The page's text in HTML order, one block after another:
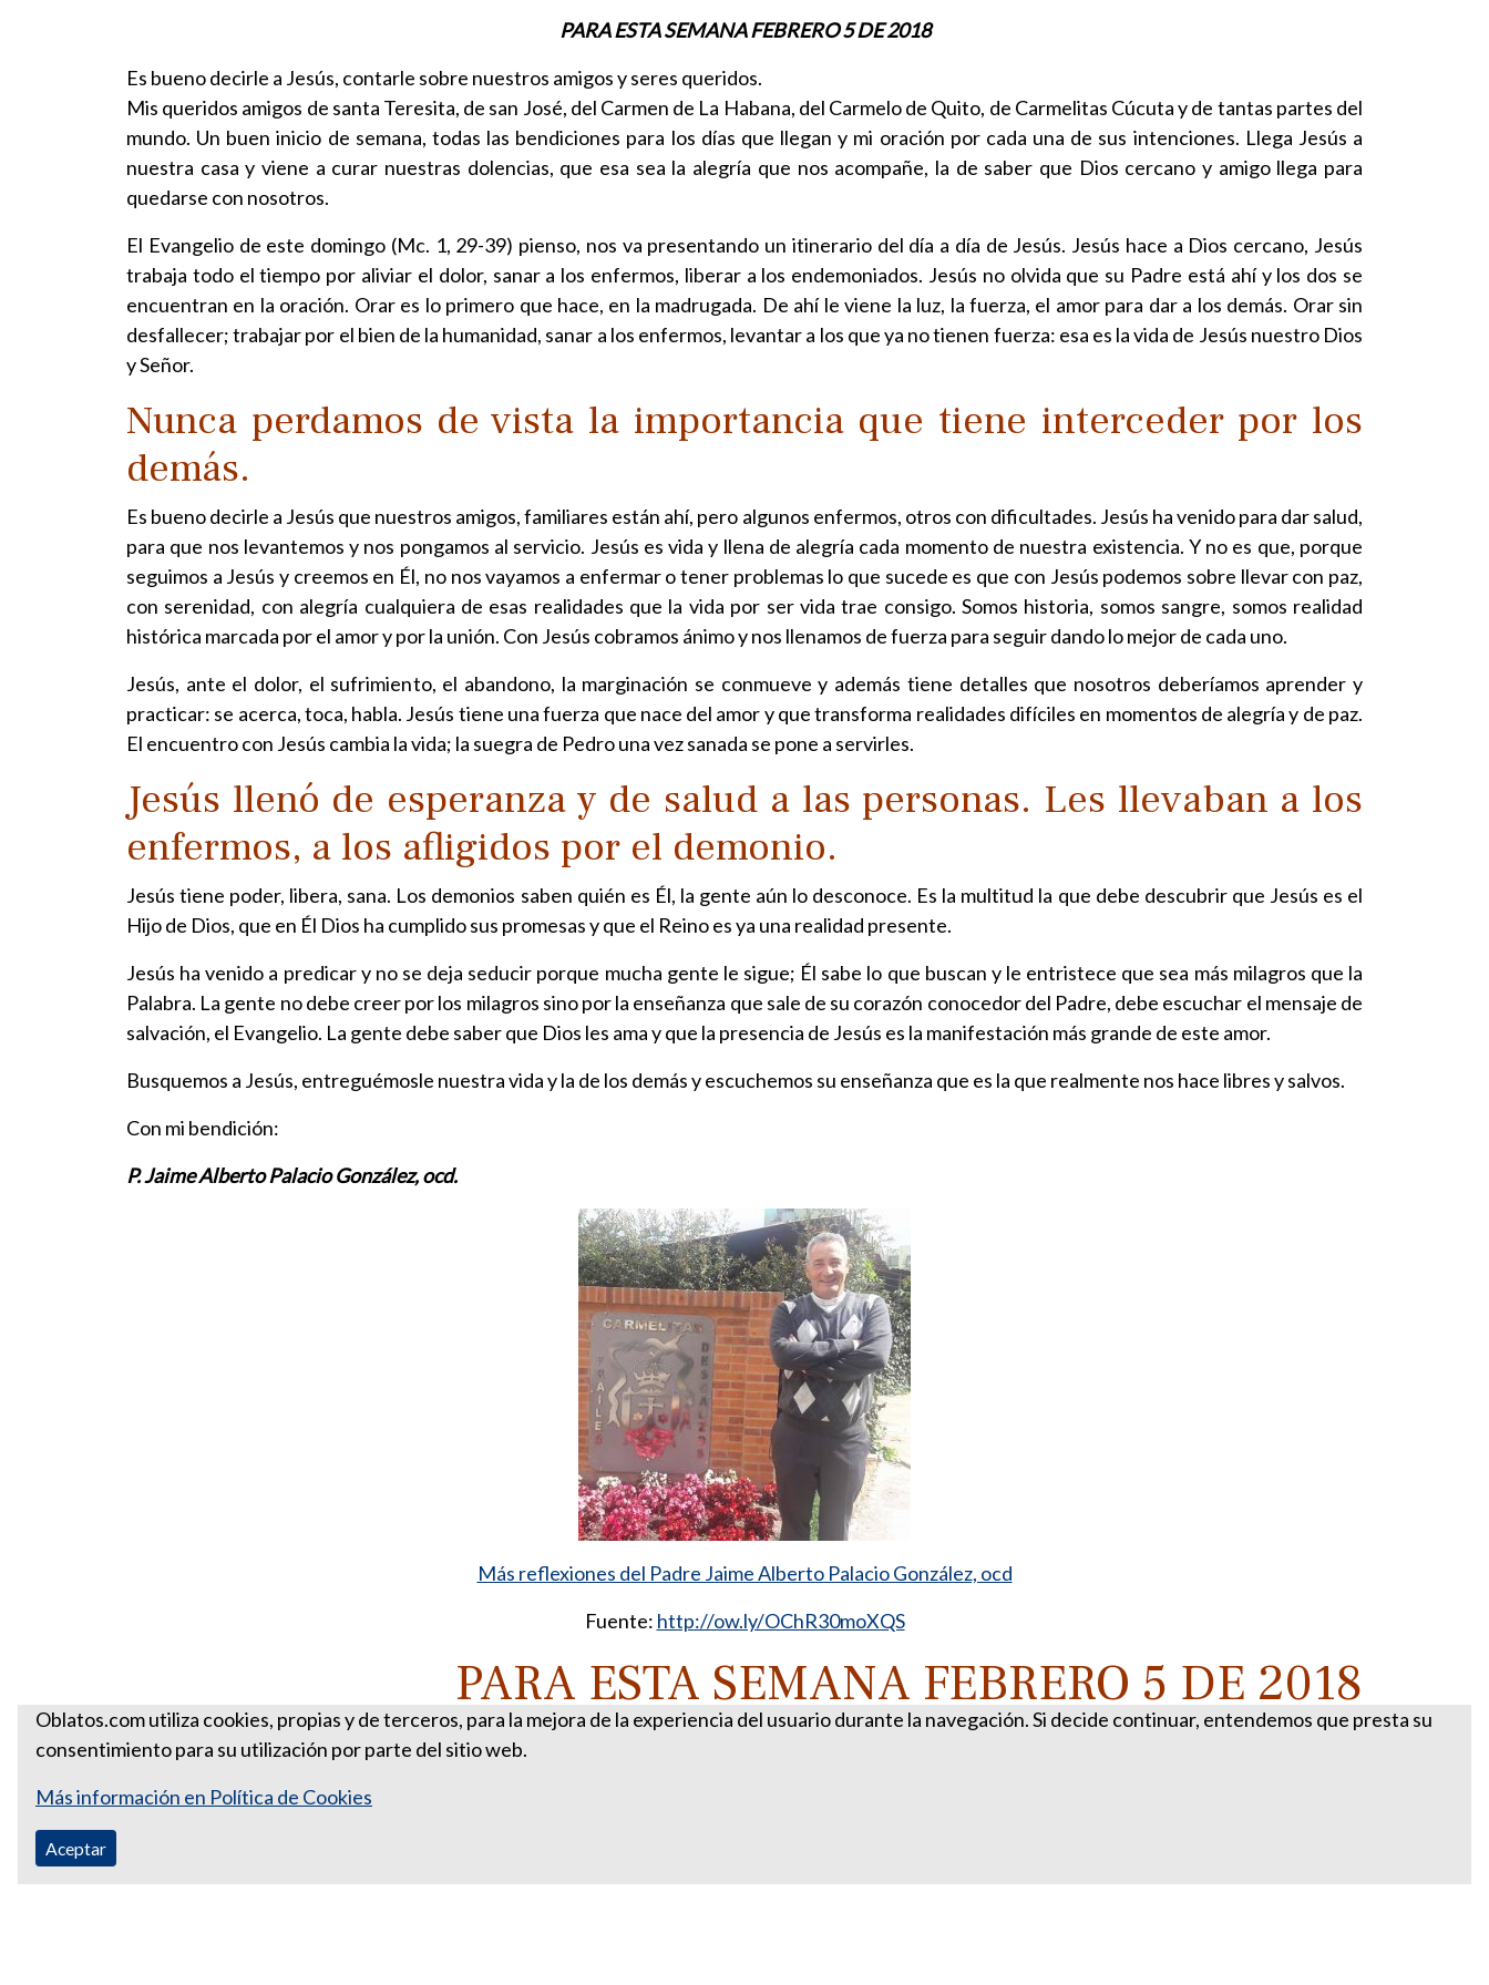
PARA ESTA SEMANA FEBRERO 5 DE 2018
Es bueno decirle a Jesús, contarle sobre nuestros amigos y seres queridos.
Mis queridos amigos de santa Teresita, de san José, del Carmen de La Habana, del Carmelo de Quito, de Carmelitas Cúcuta y de tantas partes del
mundo. Un buen inicio de semana, todas las bendiciones para los días que llegan y mi oración por cada una de sus intenciones. Llega Jesús a
nuestra casa y viene a curar nuestras dolencias, que esa sea la alegría que nos acompañe, la de saber que Dios cercano y amigo llega para
quedarse con nosotros.
El Evangelio de este domingo (Mc. 1, 29-39) pienso, nos va presentando un itinerario del día a día de Jesús. Jesús hace a Dios cercano, Jesús
trabaja todo el tiempo por aliviar el dolor, sanar a los enfermos, liberar a los endemoniados. Jesús no olvida que su Padre está ahí y los dos se
encuentran en la oración. Orar es lo primero que hace, en la madrugada. De ahí le viene la luz, la fuerza, el amor para dar a los demás. Orar sin
desfallecer; trabajar por el bien de la humanidad, sanar a los enfermos, levantar a los que ya no tienen fuerza: esa es la vida de Jesús nuestro Dios
y Señor.
Nunca perdamos de vista la importancia que tiene interceder por los
demás.
Es bueno decirle a Jesús que nuestros amigos, familiares están ahí, pero algunos enfermos, otros con dificultades. Jesús ha venido para dar salud,
para que nos levantemos y nos pongamos al servicio. Jesús es vida y llena de alegría cada momento de nuestra existencia. Y no es que, porque
seguimos a Jesús y creemos en Él, no nos vayamos a enfermar o tener problemas lo que sucede es que con Jesús podemos sobre llevar con paz,
con serenidad, con alegría cualquiera de esas realidades que la vida por ser vida trae consigo. Somos historia, somos sangre, somos realidad
histórica marcada por el amor y por la unión. Con Jesús cobramos ánimo y nos llenamos de fuerza para seguir dando lo mejor de cada uno.
Jesús, ante el dolor, el sufrimiento, el abandono, la marginación se conmueve y además tiene detalles que nosotros deberíamos aprender y
practicar: se acerca, toca, habla. Jesús tiene una fuerza que nace del amor y que transforma realidades difíciles en momentos de alegría y de paz.
El encuentro con Jesús cambia la vida; la suegra de Pedro una vez sanada se pone a servirles.
Jesús llenó de esperanza y de salud a las personas. Les llevaban a los
enfermos, a los afligidos por el demonio.
Jesús tiene poder, libera, sana. Los demonios saben quién es Él, la gente aún lo desconoce. Es la multitud la que debe descubrir que Jesús es el
Hijo de Dios, que en Él Dios ha cumplido sus promesas y que el Reino es ya una realidad presente.
Jesús ha venido a predicar y no se deja seducir porque mucha gente le sigue; Él sabe lo que buscan y le entristece que sea más milagros que la
Palabra. La gente no debe creer por los milagros sino por la enseñanza que sale de su corazón conocedor del Padre, debe escuchar el mensaje de
salvación, el Evangelio. La gente debe saber que Dios les ama y que la presencia de Jesús es la manifestación más grande de este amor.
Busquemos a Jesús, entreguémosle nuestra vida y la de los demás y escuchemos su enseñanza que es la que realmente nos hace libres y salvos.
Con mi bendición:
P. Jaime Alberto Palacio González, ocd.
Más reflexiones del Padre Jaime Alberto Palacio González, ocd
Fuente: http://ow.ly/OChR30moXQS
PARA ESTA SEMANA FEBRERO 5 DE 2018
Oblatos.com utiliza cookies, propias y de terceros, para la mejora de la experiencia del usuario durante la navegación. Si decide continuar, entendemos que presta su
consentimiento para su utilización por parte del sitio web.
Más información en Política de Cookies
Aceptar